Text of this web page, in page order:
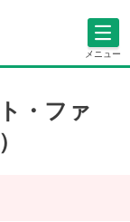
メニュー
・ファ